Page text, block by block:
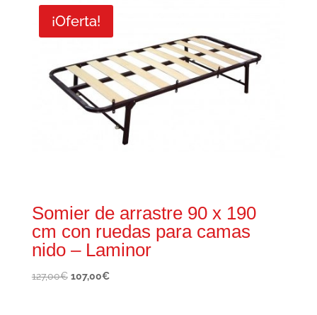
419,00€
¡Oferta!
Somier de arrastre 90 x 190
cm con ruedas para camas
nido – Laminor
127,00€ El
107,00€El